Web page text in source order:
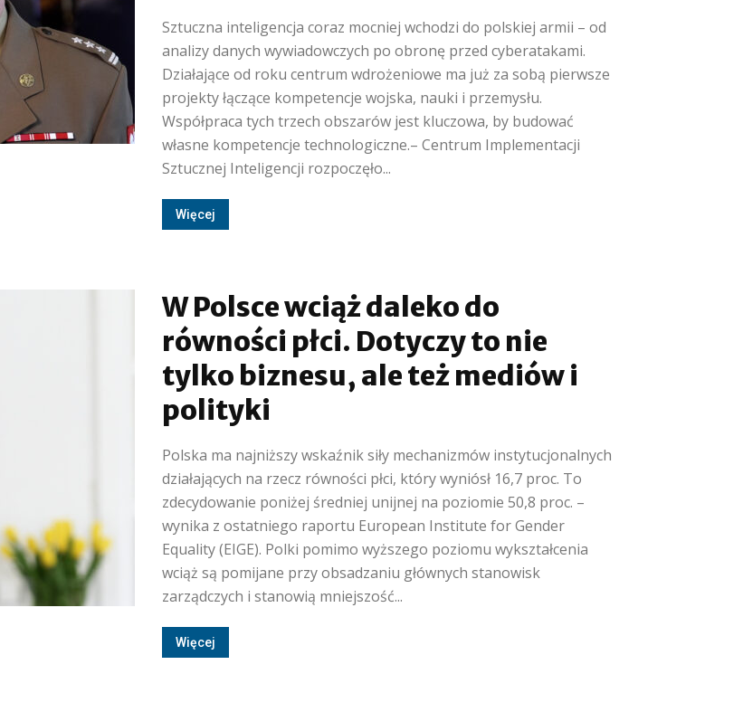
Sztuczna inteligencja coraz mocniej wchodzi do polskiej armii – od
analizy danych wywiadowczych po obronę przed cyberatakami.
Działające od roku centrum wdrożeniowe ma już za sobą pierwsze
projekty łączące kompetencje wojska, nauki i przemysłu.
Współpraca tych trzech obszarów jest kluczowa, by budować
własne kompetencje technologiczne.– Centrum Implementacji
Sztucznej Inteligencji rozpoczęło...
Więcej
W Polsce wciąż daleko do
równości płci. Dotyczy to nie
tylko biznesu, ale też mediów i
polityki
Polska ma najniższy wskaźnik siły mechanizmów instytucjonalnych
działających na rzecz równości płci, który wyniósł 16,7 proc. To
zdecydowanie poniżej średniej unijnej na poziomie 50,8 proc. –
wynika z ostatniego raportu European Institute for Gender
Equality (EIGE). Polki pomimo wyższego poziomu wykształcenia
wciąż są pomijane przy obsadzaniu głównych stanowisk
zarządczych i stanowią mniejszość...
Więcej